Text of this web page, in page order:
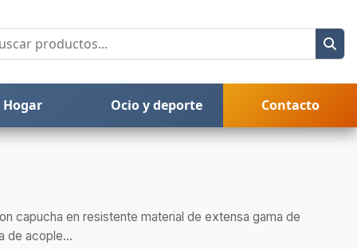
Hogar Ocio y deporte Contacto
capucha en resistente material de extensa gama de
de acople...